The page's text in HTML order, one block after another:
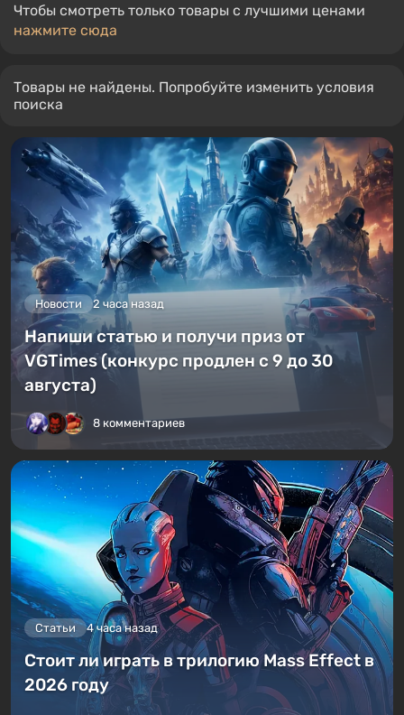
Чтобы смотреть только товары с лучшими ценами
нажмите сюда
Товары не найдены. Попробуйте изменить условия
поиска
Новости 2 часа назад
Напиши статью и получи приз от
VGTimes (конкурс продлен с 9 до 30
августа)
8 комментариев
Статьи 4 часа назад
Стоит ли играть в трилогию Mass Effect в
2026 году